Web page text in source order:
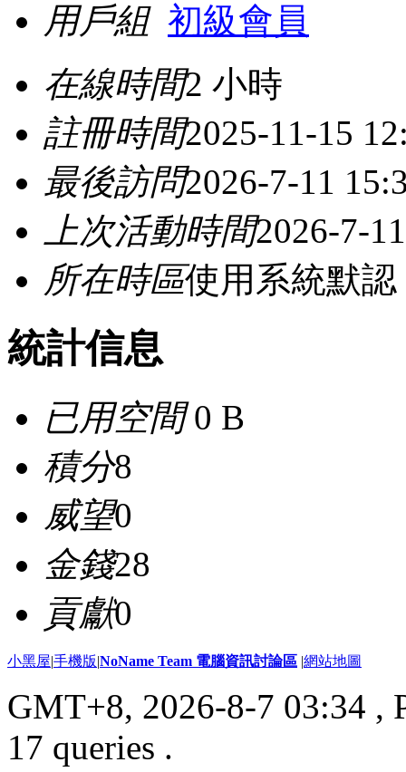
用戶組 初級會員
在線時間2 小時
註冊時間2025-11-15
最後訪問2026-7-11
上次活動時間2026-7-
所在時區使用系統默認
統計信息
已用空間0 B
積分8
威望0
金錢28
貢獻0
小黑屋|手機版|NoName Team 電腦資訊討論區 |網站地圖
GMT+8, 2026-8-7 03:34 ,
17 queries .